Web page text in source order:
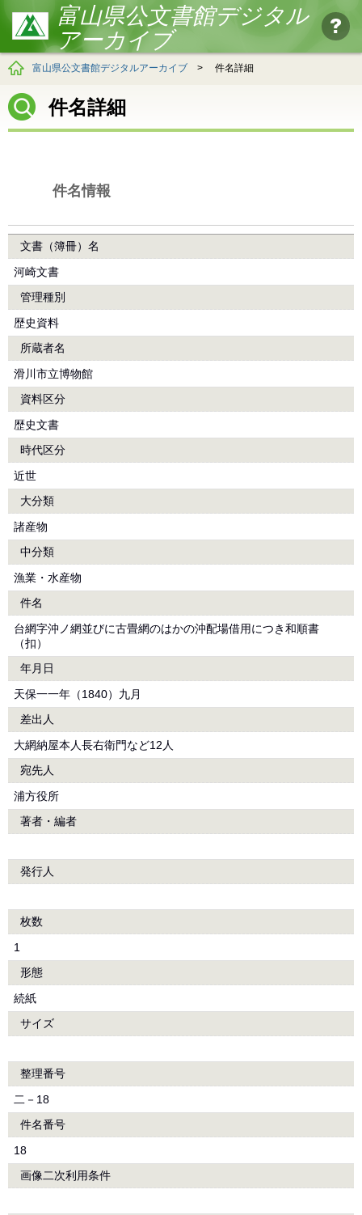
富山県公文書館デジタル
アーカイブ
富山県公文書館デジタルアーカイブ > 件名詳細
件名詳細
件名情報
文書（簿冊）名
河崎文書
管理種別
歴史資料
所蔵者名
滑川市立博物館
資料区分
歴史文書
時代区分
近世
大分類
諸産物
中分類
漁業・水産物
件名
台網字沖ノ網並びに古畳網のはかの沖配場借用につき和順書
（扣）
年月日
天保一一年（1840）九月
差出人
大網納屋本人長右衛門など12人
宛先人
浦方役所
著者・編者
発行人
枚数
1
形態
続紙
サイズ
整理番号
二－18
件名番号
18
画像二次利用条件